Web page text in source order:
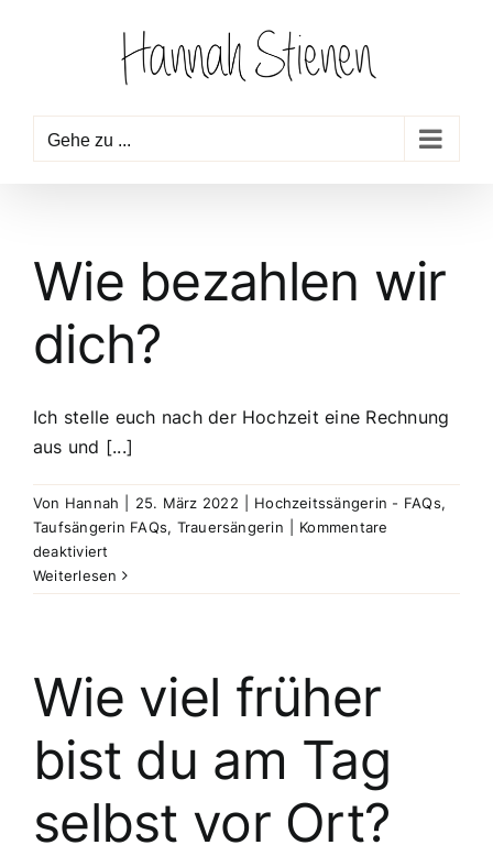
Gehe zu ...
Wie bezahlen wir
dich?
Ich stelle euch nach der Hochzeit eine Rechnung
aus und [...]
Von Hannah 25. März 2022 Hochzeitssängerin - FAQs,
Taufsängerin FAQs, Trauersängerin
Kommentare
deaktiviert
Wie
bezahlen
Weiterlesen
Wie viel früher
bist du am Tag
selbst vor Ort?